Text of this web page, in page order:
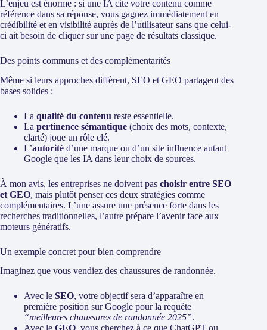
L’enjeu est énorme : si une IA cite votre contenu comme
référence dans sa réponse, vous gagnez immédiatement en
crédibilité et en visibilité auprès de l’utilisateur sans que celui-
ci ait besoin de cliquer sur une page de résultats classique.
Des points communs et des complémentarités
Même si leurs approches diffèrent, SEO et GEO partagent des
bases solides :
La qualité du contenu reste essentielle.
La pertinence sémantique (choix des mots, contexte,
clarté) joue un rôle clé.
L’autorité d’une marque ou d’un site influence autant
Google que les IA dans leur choix de sources.
À mon avis, les entreprises ne doivent pas choisir entre SEO
et GEO, mais plutôt penser ces deux stratégies comme
complémentaires. L’une assure une présence forte dans les
recherches traditionnelles, l’autre prépare l’avenir face aux
moteurs génératifs.
Un exemple concret pour bien comprendre
Imaginez que vous vendiez des chaussures de randonnée.
Avec le SEO, votre objectif sera d’apparaître en
première position sur Google pour la requête
“meilleures chaussures de randonnée 2025”.